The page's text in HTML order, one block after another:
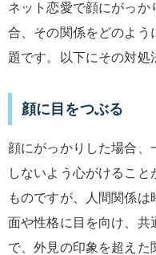
ネット恋愛で顔にがっ
合、その関係をどのよう
題です。以下にその対処
顔に目をつぶる
顔にがっかりした場合、
しないよう心がけるこ
ものですが、人間関係
面や性格に目を向け、共
で、外見の印象を超えた